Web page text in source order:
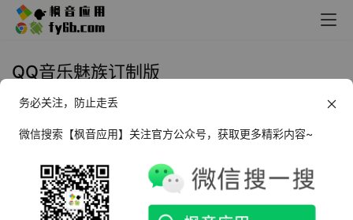
QQ音乐魅族订制版
Android QQ音乐 Flyme版_v11.2.3
魅族定制版
2024年6月22日
务必关注，防止走丢
微信搜索【枫音应用】关注官方公众号，获取更多精彩内容~